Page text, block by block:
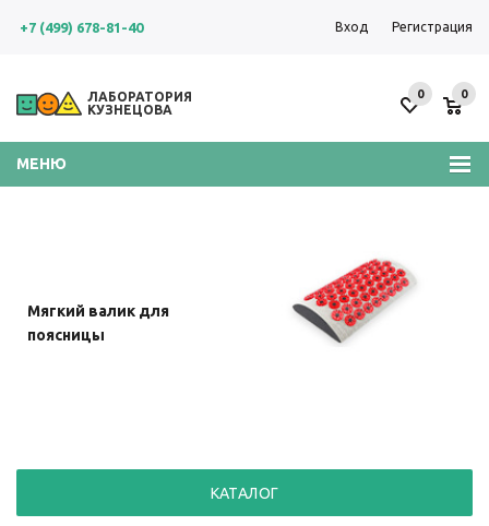
+7 (499) 678-81-40 Вход Регистрация
ЛАБОРАТОРИЯ
КУЗНЕЦОВА
0 0
МЕНЮ
Универсальный валик
Большой мягкий коврик
41x60 см
Мягкий валик для
шеи
Мягкий валик для
поясницы
мягкими подушечками
(желтой и красной)
КАТАЛОГ